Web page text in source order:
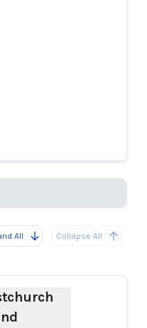
All Collapse All